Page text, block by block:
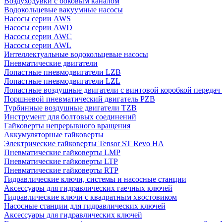
Водокольцевые вакуумные насосы
Насосы серии AWS
Насосы серии AWD
Насосы серии AWC
Насосы серии AWL
Интеллектуальные водокольцевые насосы
Пневматические двигатели
Лопастные пневмодвигатели LZB
Лопастные пневмодвигатели LZL
Лопастные воздушные двигатели с винтовой коробкой
Поршневой пневматический двигатель PZB
Турбинные воздушные двигатели TZB
Инструмент для болтовых соединений
Гайковерты непрерывного вращения
Аккумуляторные гайковерты
Электрические гайковерты Tensor ST Revo HA
Пневматические гайковерты LMP
Пневматические гайковерты LTP
Пневматические гайковерты RTP
Гидравлические ключи, системы и насосные станции
Аксессуары для гидравлических гаечных ключей
Гидравлические ключи с квадратным хвостовиком
Насосные станции для гидравлических ключей
Аксессуары для гидравлических ключей